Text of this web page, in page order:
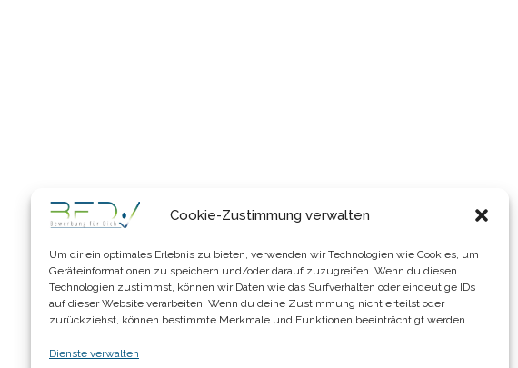
Cookie-Zustimmung verwalten
Um dir ein optimales Erlebnis zu bieten, verwenden wir Technologien wie Cookies, um
Geräteinformationen zu speichern und/oder darauf zuzugreifen. Wenn du diesen
Technologien zustimmst, können wir Daten wie das Surfverhalten oder eindeutige IDs
auf dieser Website verarbeiten. Wenn du deine Zustimmung nicht erteilst oder
zurückziehst, können bestimmte Merkmale und Funktionen beeinträchtigt werden.
Dienste verwalten